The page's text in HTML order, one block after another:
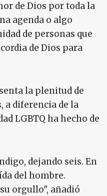
de Dios por toda la
agenda o algo
de personas que
de Dios para
la plenitud de
a diferencia de la
LGBTQ ha hecho de
dejando seis. En
del hombre.
orgullo", añadió